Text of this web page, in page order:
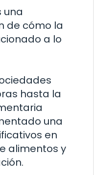
una
de cómo la
a lo
hasta la
una
en
alimentos y